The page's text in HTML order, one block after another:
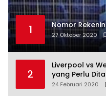
1 Nomor
27 Oktober 2020
2
Liverpool vs
yang Perlu
24 Februari 2020